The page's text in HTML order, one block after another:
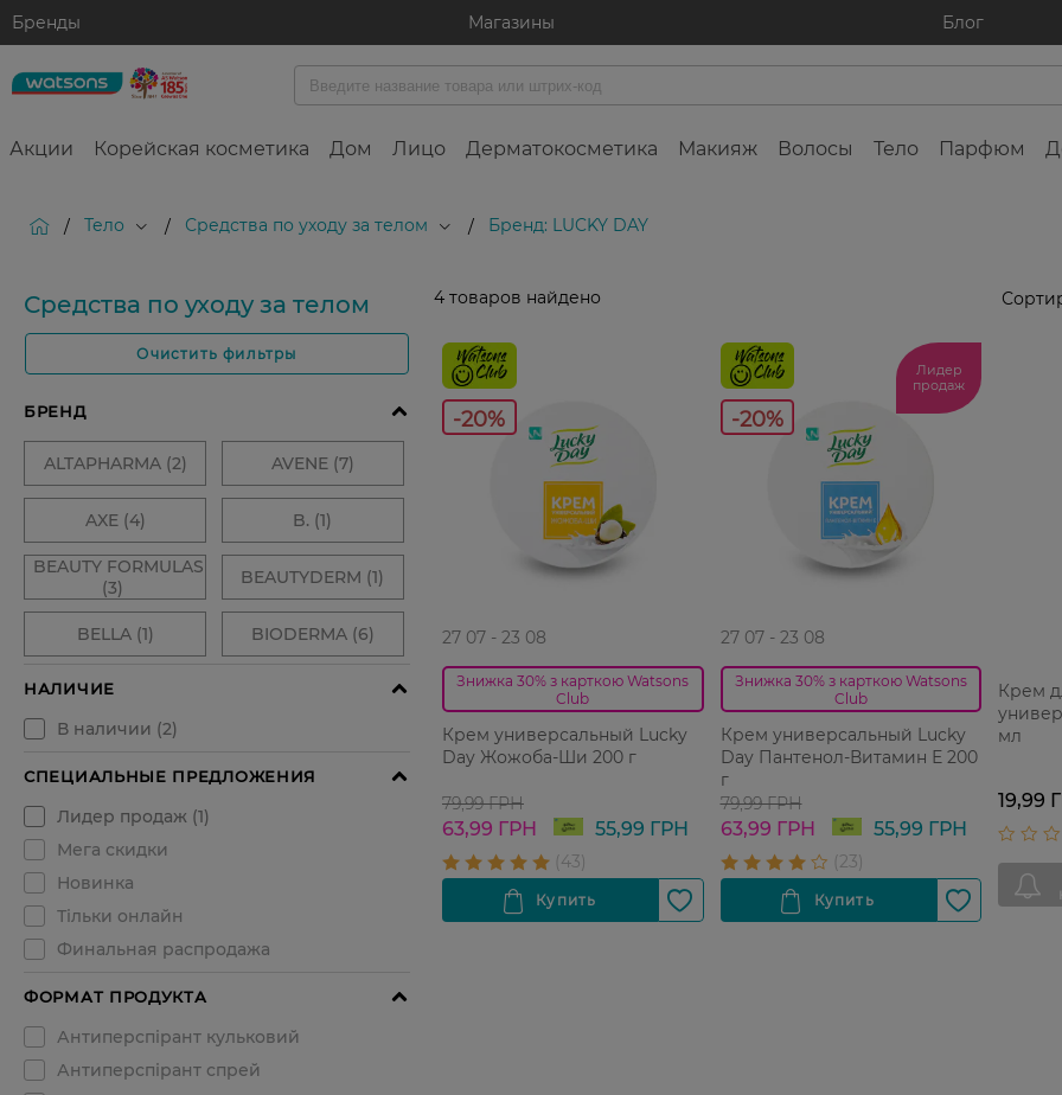
Бренды Магазины Блог
Акции Корейская косметика Дом Лицо Дерматокосметика Макияж Волосы Тело Парфюм
/ Тело / Средства по уходу за телом / Бренд: LUCKY DAY
Средства по уходу за телом
Очистить фильтры
4 товаров найдено
-20%
27 07 - 23 08
Знижка 30% з карткою Watsons
Club
Крем универсальный Lucky
Day Жожоба-Ши 200 г
79,99 ГРН
63,99 ГРН 55,99 ГРН
-20%
Лидер
продаж
27 07 - 23 08
Знижка 30% з карткою Watsons
Club
Крем универсальный Lucky
Day Пантенол-Витамин Е 200
г
79,99 ГРН
63,99 ГРН 55,99 ГРН
Крем
мл
19,99